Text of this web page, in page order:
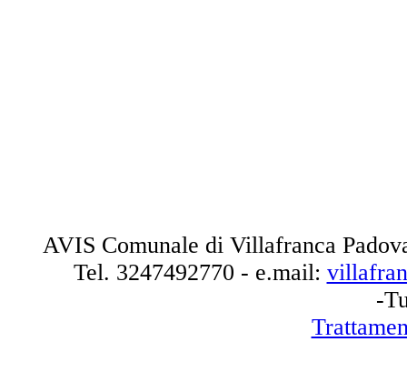
AVIS Comunale di Villafranca
Tel. 3247492770 - e.mail:
-